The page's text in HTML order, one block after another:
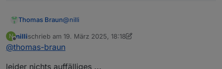
Thomas Braun@nilli
Der Link 'by-id' ist immer zu bevorzugen, der
ändert sich nämlich nicht.
N
Offline
nillischrieb am 19. März 2025, 18:18
zuletzt editiert von nilli
@thomas-braun
leider nichts auffälliges ...